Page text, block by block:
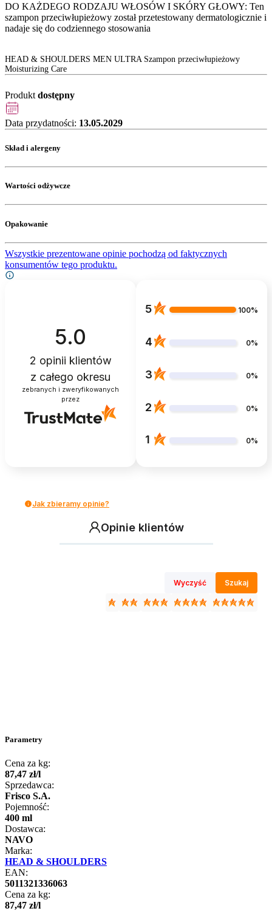
DO KAŻDEGO RODZAJU WŁOSÓW I SKÓRY GŁOWY: Ten
szampon przeciwłupieżowy został przetestowany dermatologicznie i
nadaje się do codziennego stosowania
HEAD & SHOULDERS MEN ULTRA Szampon przeciwłupieżowy
Moisturizing Care
Produkt dostępny
Data przydatności: 13.05.2029
Skład i alergeny
Wartości odżywcze
Opakowanie
Wszystkie prezentowane opinie pochodzą od faktycznych
konsumentów tego produktu.
5.0
2 opinii klientów
z całego okresu
zebranych i zweryfikowanych
przez
5 100%
4 0%
3 0%
2 0%
1 0%
Jak zbieramy opinie?
Opinie klientów
Wyczyść Szukaj
Parametry
Cena za kg:
87,47 zł/l
Sprzedawca:
Frisco S.A.
Pojemność:
400 ml
Dostawca:
NAVO
Marka:
HEAD & SHOULDERS
EAN:
5011321336063
Cena za kg:
87,47 zł/l